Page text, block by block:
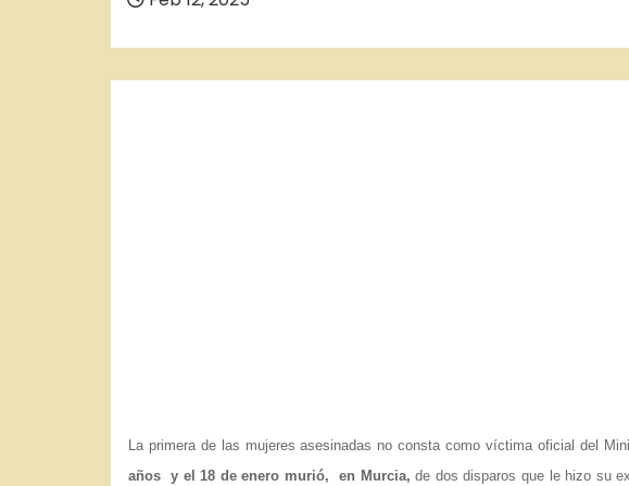
La primera de las mujeres asesinadas no consta como víctima oficial del
años y el 18 de enero murió, en Murcia, de dos disparos que le hizo su